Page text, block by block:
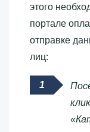
этого
портале
отправке
лиц: